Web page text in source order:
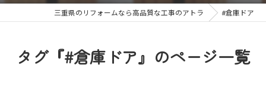
三重県のリフォームなら高品質な工事のアトラ #倉庫ドア
タグ『#倉庫ドア』のページ一覧